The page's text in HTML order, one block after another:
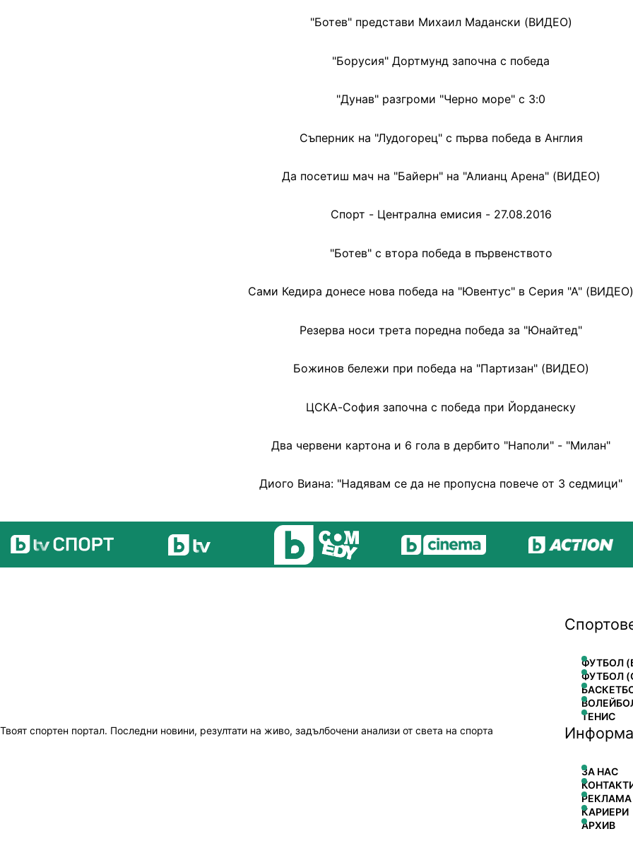
"Ботев" представи Михаил Мадански (ВИДЕО)
"Борусия" Дортмунд започна с победа
"Дунав" разгроми "Черно море" с 3:0
Съперник на "Лудогорец" с първа победа в Англия
Да посетиш мач на "Байерн" на "Алианц Арена" (ВИДЕО)
Спорт - Централна емисия - 27.08.2016
"Ботев" с втора победа в първенството
Сами Кедира донесе нова победа на "Ювентус" в Серия "А" (ВИДЕО)
Резерва носи трета поредна победа за "Юнайтед"
Божинов бележи при победа на "Партизан" (ВИДЕО)
ЦСКА-София започна с победа при Йорданеску
Два червени картона и 6 гола в дербито "Наполи" - "Милан"
Диого Виана: "Надявам се да не пропусна повече от 3 седмици"
Твоят спортен портал. Последни новини, резултати на живо, задълбочени анализи от света на спорта
ФУТБОЛ
ФУТБОЛ
ТЕНИС
ЗА НАС
РЕКЛАМА
КАРИЕРИ
АРХИВ